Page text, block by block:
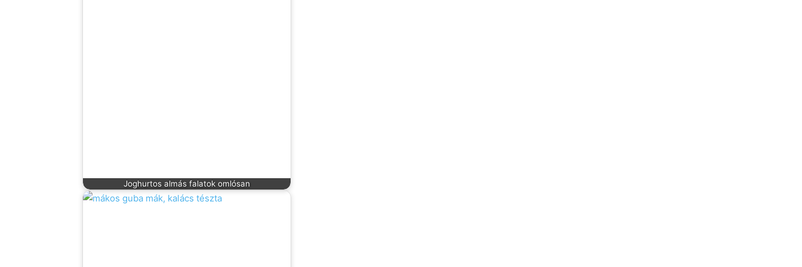
Joghurtos almás falatok omlósan